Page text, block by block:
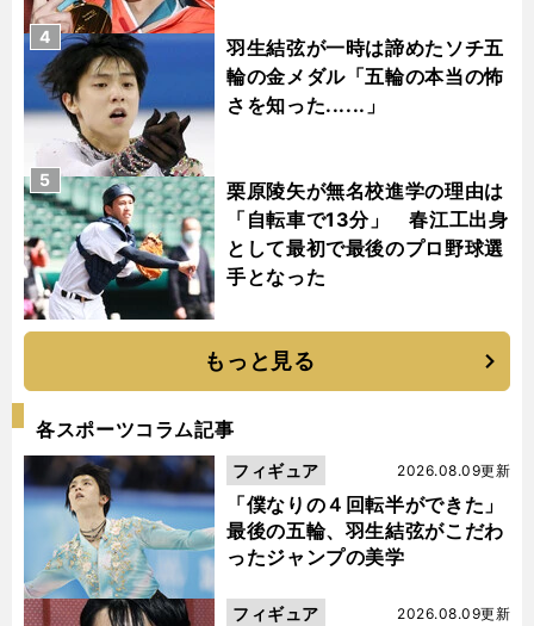
羽生結弦が一時は諦めたソチ五
輪の金メダル「五輪の本当の怖
さを知った......」
4
栗原陵矢が無名校進学の理由は
「自転車で13分」 春江工出身
として最初で最後のプロ野球選
手となった
5
もっと見る
各スポーツコラム記事
「僕なりの４回転半ができた」
最後の五輪、羽生結弦がこだわ
ったジャンプの美学
2026.08.09更新
フィギュア
2026.08.09更新
フィギュア